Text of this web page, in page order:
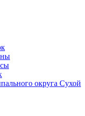
округа Сухой